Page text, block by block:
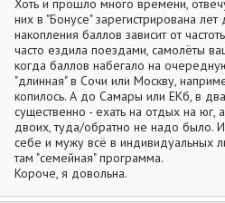
Хоть и прошло много времени,
них в "Бонусе" зарегистрирована лет
накопления баллов зависит от
часто ездила поездами, самолёты
когда баллов набегало на
"длинная" в Сочи или Москву,
копилось. А до Самары или ЕКб, в
существенно - ехать на отдых на юг,
двоих, туда/обратно не надо
себе и мужу всё в индивидуальных
там "семейная" программа.
Короче, я довольна.